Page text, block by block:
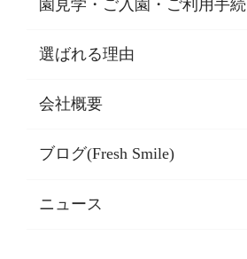
園見学・ご入園・ご利用手続
園見学・ご入園・ご利用手
東京都認証保育所空き状況
選ばれる理由
選ばれる理由一覧
乳児期・幼児期・
会社概要
会社概要
ブログ(Fresh Smile)
ニュース